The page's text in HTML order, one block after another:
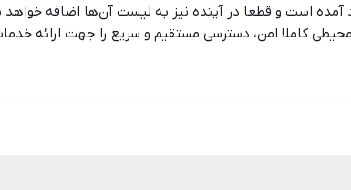
است و قطعا در آینده نیز به لیست آن‌ها اضافه خواهد
کاملا امن، دسترسی مستقیم و سریع را جهت ارائه
و خدمات آرایشگری هستید نیز می‌توانید آگهی‌های روزانه